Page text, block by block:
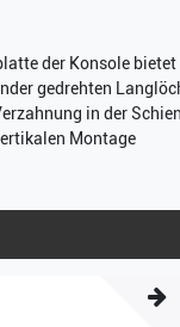
der Konsole
gedrehten
in der
Montage